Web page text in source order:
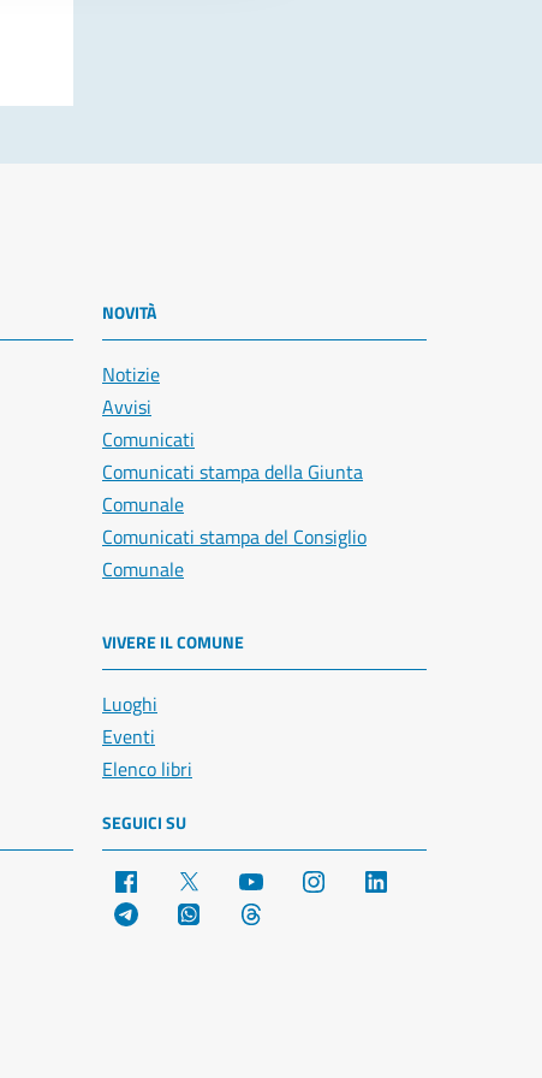
NOVITÀ
Notizie
Avvisi
Comunicati
Comunicati stampa della Giunta
Comunale
Comunicati stampa del Consiglio
Comunale
VIVERE IL COMUNE
Luoghi
Eventi
Elenco libri
SEGUICI SU
Facebook YouTube Instagram
Telegram WhatsApp